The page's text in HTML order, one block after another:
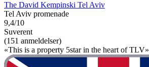
The David Kempinski Tel Aviv
Tel Aviv promenade
9,4/10
Suverent
(151 anmeldelser)
«This is a property 5star in the heart of TLV»